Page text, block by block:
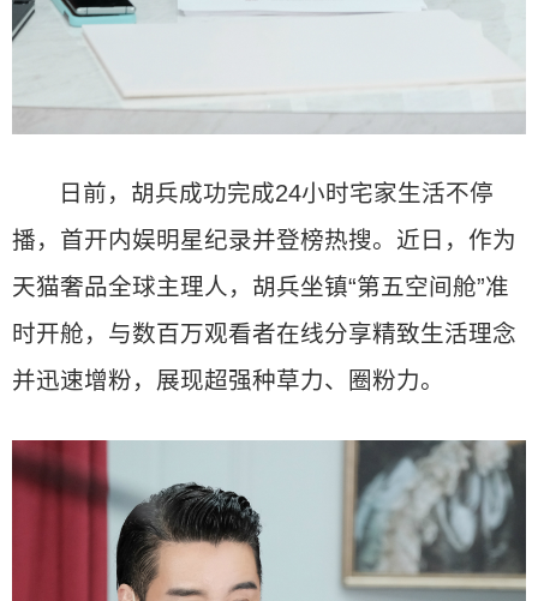
日前，胡兵成功完成24小时宅家生活不停
播，首开内娱明星纪录并登榜热搜。近日，作为
天猫奢品全球主理人，胡兵坐镇“第五空间舱”准
时开舱，与数百万观看者在线分享精致生活理念
并迅速增粉，展现超强种草力、圈粉力。